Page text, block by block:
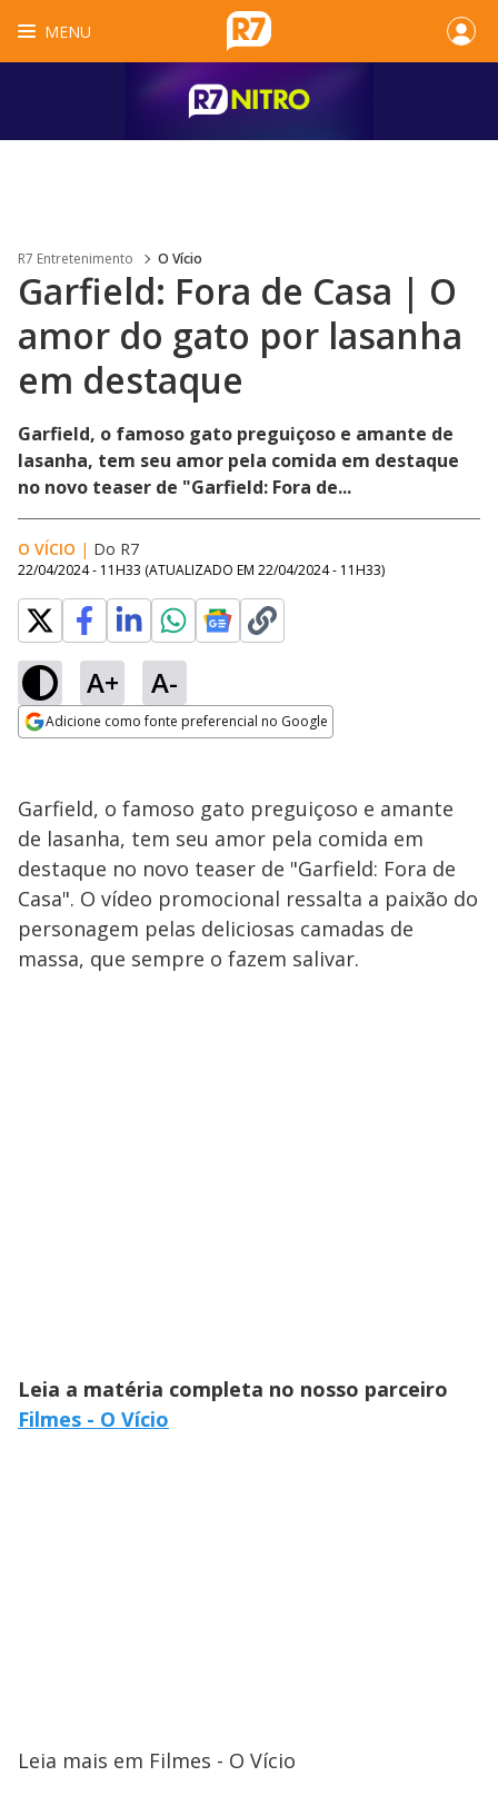
MENU
R7 Entretenimento O Vício
Garfield: Fora de Casa | O
amor do gato por lasanha
em destaque
Garfield, o famoso gato preguiçoso e amante de
lasanha, tem seu amor pela comida em destaque
no novo teaser de "Garfield: Fora de...
O VÍCIO | Do R7
22/04/2024 - 11H33 (ATUALIZADO EM 22/04/2024 - 11H33)
A+ A-
Adicione como fonte preferencial no Google
Garfield, o famoso gato preguiçoso e amante
de lasanha, tem seu amor pela comida em
destaque no novo teaser de "Garfield: Fora de
Casa". O vídeo promocional ressalta a paixão do
personagem pelas deliciosas camadas de
massa, que sempre o fazem salivar.
Leia a matéria completa no nosso parceiro
Filmes - O Vício
Leia mais em Filmes - O Vício